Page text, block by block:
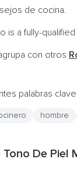
de cocina.
is a fully-
con otros
palabras
hombre
De Piel